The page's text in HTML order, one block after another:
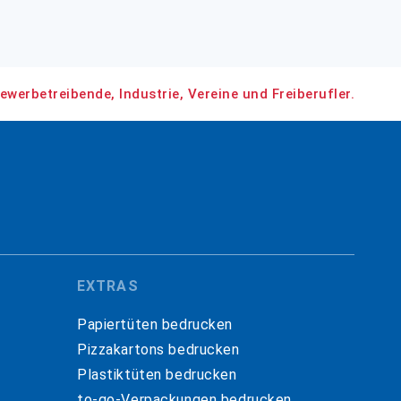
Industrie, Vereine und Freiberufler.
EXTRAS
Papiertüten bedrucken
Pizzakartons bedrucken
Plastiktüten bedrucken